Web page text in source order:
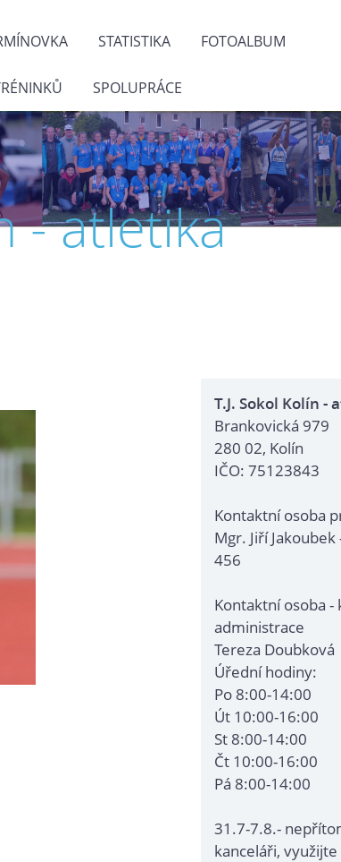
STATISTIKA FOTOALBUM
SPOLUPRÁCE
- atletika
T.J. Sokol Kolín -
Brankovická 979
280 02, Kolín
IČO: 75123843
Kontaktní osoba
Mgr. Jiří
456
Kontaktní osoba -
administrace
Tereza Doubková
Úřední hodiny:
Po 8:00-14:00
Út 10:00-16:00
St 8:00-14:00
Čt 10:00-16:00
Pá 8:00-14:00
31.7-7.8.-
kanceláři,